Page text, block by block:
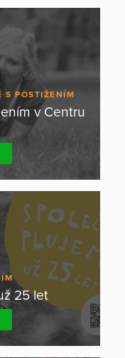
S POSTIŽENÍM
v Centru
25 let